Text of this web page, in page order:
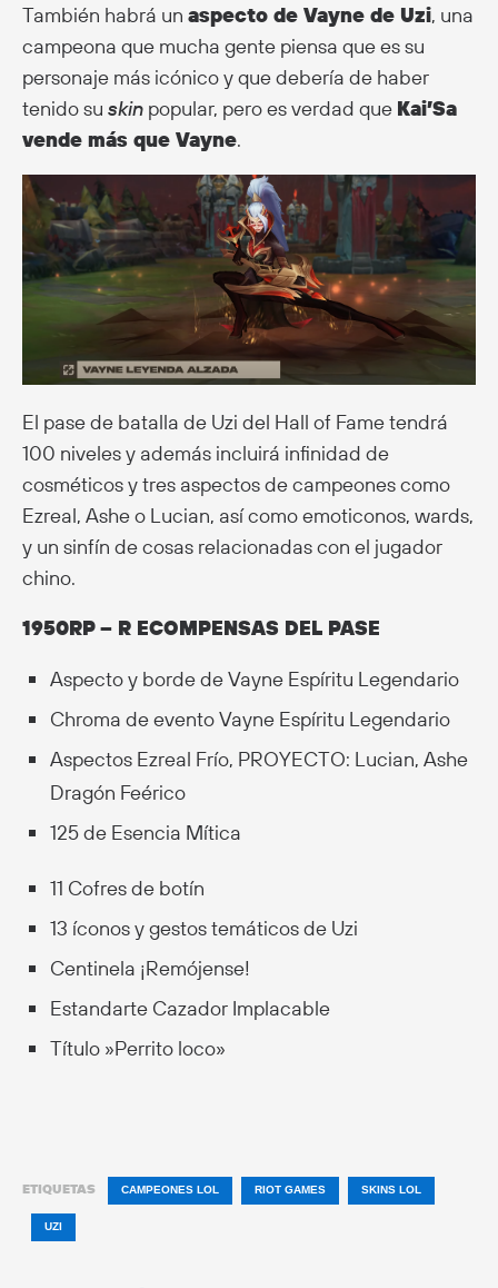
También habrá un aspecto de Vayne de Uzi, una
campeona que mucha gente piensa que es su
personaje más icónico y que debería de haber
tenido su skin popular, pero es verdad que Kai’Sa
vende más que Vayne.
El pase de batalla de Uzi del Hall of Fame tendrá
100 niveles y además incluirá infinidad de
cosméticos y tres aspectos de campeones como
Ezreal, Ashe o Lucian, así como emoticonos, wards,
y un sinfín de cosas relacionadas con el jugador
chino.
1950RP – R ECOMPENSAS DEL PASE
Aspecto y borde de Vayne Espíritu Legendario
Chroma de evento Vayne Espíritu Legendario
Aspectos Ezreal Frío, PROYECTO: Lucian, Ashe
Dragón Feérico
125 de Esencia Mítica
11 Cofres de botín
13 íconos y gestos temáticos de Uzi
Centinela ¡Remójense!
Estandarte Cazador Implacable
Título »Perrito loco»
ETIQUETAS CAMPEONES LOL RIOT GAMES SKINS LOL
UZI